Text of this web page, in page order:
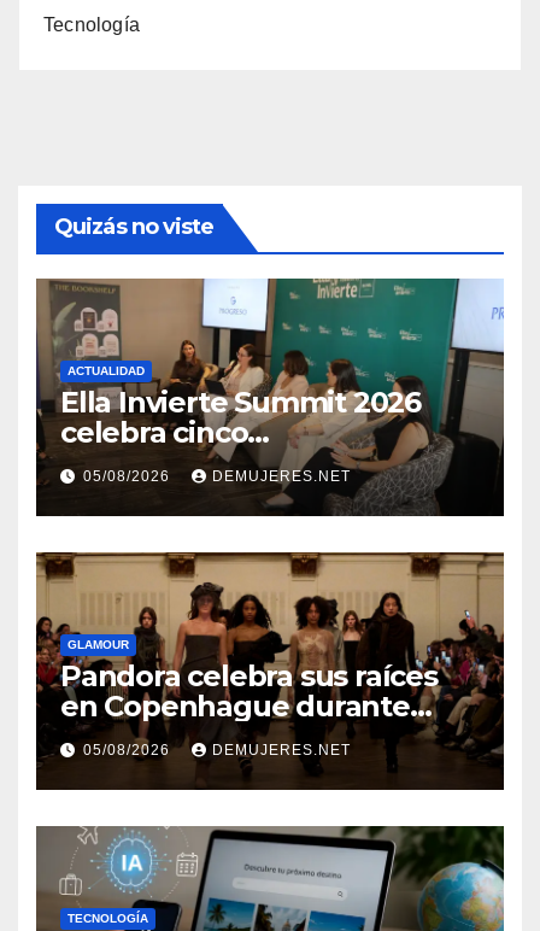
Tecnología
Quizás no viste
ACTUALIDAD
Ella Invierte Summit 2026
celebra cinco
añosimpulsando a las
mujeres a construir su
independencia financiera
05/08/2026 DEMUJERES.NET
GLAMOUR
Pandora celebra sus raíces
en Copenhague durante
Copenhagen Fashion Week a
través de alianzas creativas
05/08/2026 DEMUJERES.NET
TECNOLOGÍA